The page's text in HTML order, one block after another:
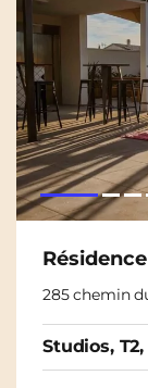
285 chemin
Studios,